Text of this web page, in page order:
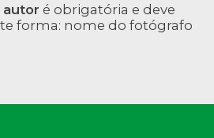
é obrigatória e deve
forma: nome do fotógrafo